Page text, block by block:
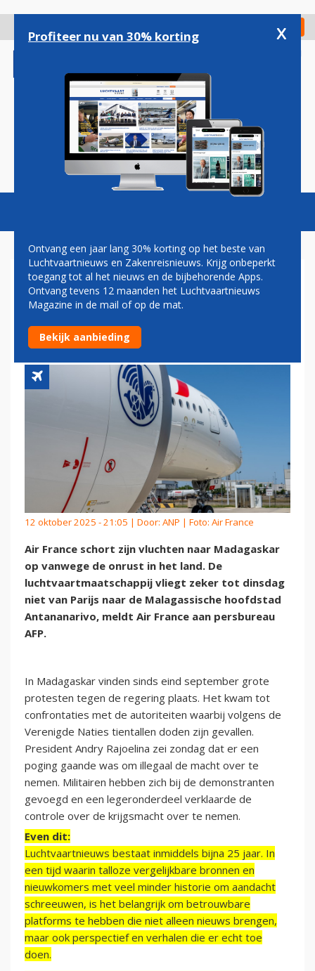
gaan
Check in
Magazine Podcasts Vacatures
AIR FRANCE SCHORT
VLUCHTEN NAAR
MADAGASKAR OP
12 oktober 2025 - 21:05 | Door: ANP | Foto: Air France
Air France schort zijn vluchten naar Madagaskar
op vanwege de onrust in het land. De
luchtvaartmaatschappij vliegt zeker tot dinsdag
niet van Parijs naar de Malagassische hoofdstad
Antananarivo, meldt Air France aan persbureau
AFP.
In Madagaskar vinden sinds eind september grote
protesten tegen de regering plaats. Het kwam tot
confrontaties met de autoriteiten waarbij volgens de
Verenigde Naties tientallen doden zijn gevallen.
President Andry Rajoelina zei zondag dat er een
poging gaande was om illegaal de macht over te
nemen. Militairen hebben zich bij de demonstranten
gevoegd en een legeronderdeel verklaarde de
controle over de krijgsmacht over te nemen.
Even dit:
Luchtvaartnieuws bestaat inmiddels bijna 25 jaar. In
een tijd waarin talloze vergelijkbare bronnen en
nieuwkomers met veel minder historie om aandacht
schreeuwen, is het belangrijk om betrouwbare
platforms te hebben die niet alleen nieuws brengen,
maar ook perspectief en verhalen die er echt toe
doen.
Profiteer nu van 30% korting x
Ontvang een jaar lang 30% korting op het beste van
Luchtvaartnieuws en Zakenreisnieuws. Krijg onbeperkt
toegang tot al het nieuws en de bijbehorende Apps.
Ontvang tevens 12 maanden het Luchtvaartnieuws
Magazine in de mail of op de mat.
Bekijk aanbieding